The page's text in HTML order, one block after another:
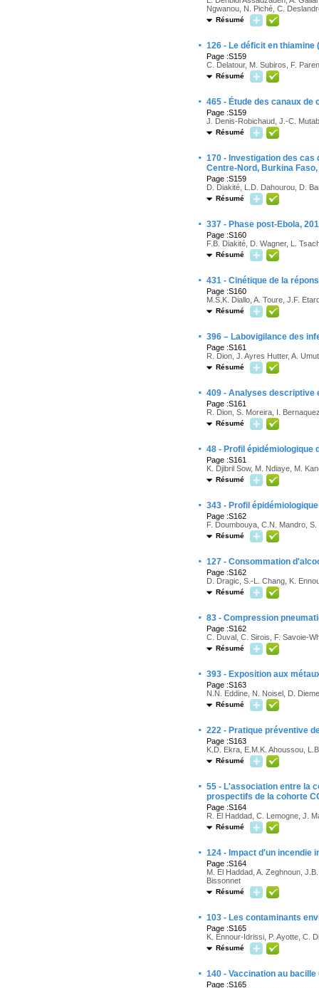
Ngwanou, N. Piché, C.
Résumé
· 126 - Le déficit en thiamine
Page :S159
C. Delatour, M. Subiros, F.
Résumé
· 465 - Étude des canaux de
Page :S159
J. Denis-Robichaud, J.-C.
Résumé
· 170 - Investigation des cas
Centre-Nord, Burkina
Page :S159
D. Diakité, L.D. Dahourou, D.
Résumé
· 337 - Phase post-Ebola,
Page :S160
F.B. Diakité, D. Wagner, L.
Résumé
· 431 - Cinétique de la
Page :S160
M.S.K. Diallo, A. Toure, J.F.
Résumé
· 396 – Labovigilance des
Page :S161
R. Dion, J. Ayres Hutter, A.
Résumé
· 409 - Analyses descriptive
Page :S161
R. Dion, S. Moreira, I.
Résumé
· 48 - Profil épidémiologique
Page :S161
K. Djibril Sow, M. Ndiaye, M.
Résumé
· 343 - Profil
Page :S162
F. Doumbouya, C.N. Mandro, S.
Résumé
· 127 - Consommation
Page :S162
D. Dragic, S.-L. Chang, K.
Résumé
· 83 - Compression
Page :S162
C. Duval, C. Sirois, F. Savoie-
Résumé
· 393 - Exposition aux
Page :S163
N.N. Eddine, N. Noisel, D.
Résumé
· 222 - Pratique préventive
Page :S163
K.D. Ekra, E.M.K. Ahoussou,
Résumé
· 55 - L'association entre la
prospectifs de la cohorte
Page :S164
R. El Haddad, C. Lemogne, J.
Résumé
· 124 - Impact d'un incendie
Page :S164
M. El Haddad, A. Zeghnoun,
Bissonnet
Résumé
· 103 - Les contaminants
Page :S165
K. Ennour-Idrissi, P. Ayotte, C.
Résumé
· 140 - Vaccination au
Page :S165